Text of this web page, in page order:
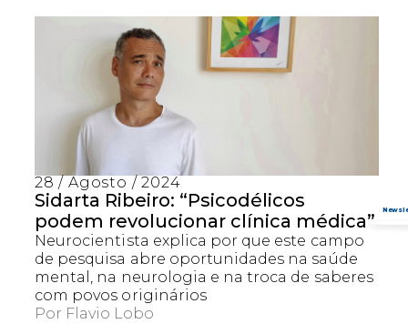
28 / Agosto / 2024
Sidarta Ribeiro: “Psicodélicos
podem revolucionar clínica médica”
Neurocientista explica por que este campo
de pesquisa abre oportunidades na saúde
mental, na neurologia e na troca de saberes
com povos originários
Por Flavio Lobo